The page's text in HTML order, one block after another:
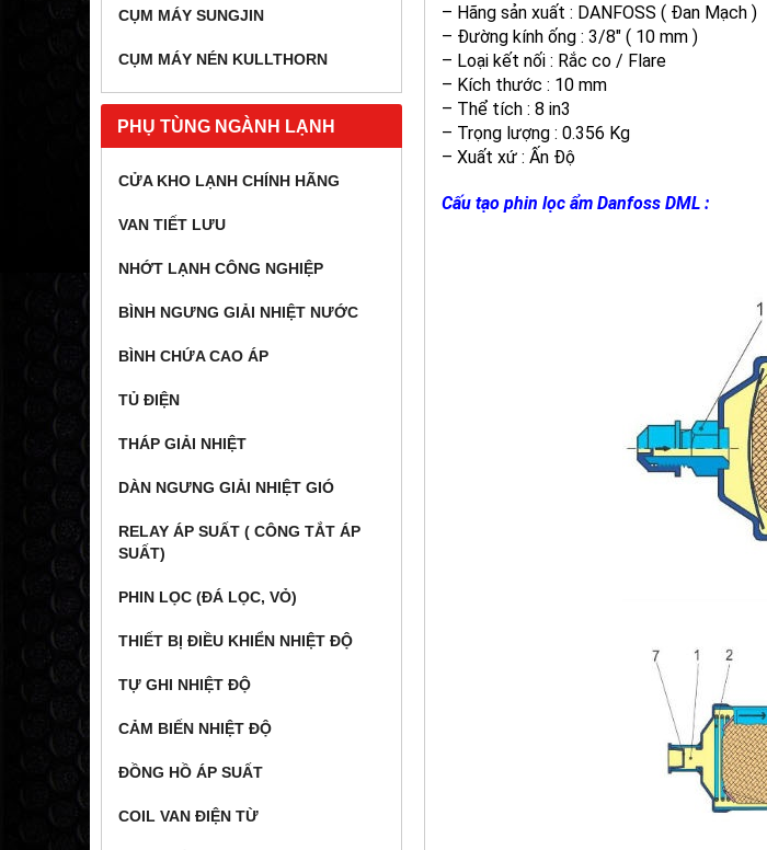
CỤM MÁY SUNGJIN
CỤM MÁY NÉN KULLTHORN
PHỤ TÙNG NGÀNH LẠNH
CỬA KHO LẠNH CHÍNH HÃNG
VAN TIẾT LƯU
NHỚT LẠNH CÔNG NGHIỆP
BÌNH NGƯNG GIẢI NHIỆT NƯỚC
BÌNH CHỨA CAO ÁP
TỦ ĐIỆN
THÁP GIẢI NHIỆT
DÀN NGƯNG GIẢI NHIỆT GIÓ
RELAY ÁP SUẤT ( CÔNG TẮT ÁP
SUẤT)
PHIN LỌC (ĐÁ LỌC, VỎ)
THIẾT BỊ ĐIỀU KHIỂN NHIỆT ĐỘ
TỰ GHI NHIỆT ĐỘ
CẢM BIẾN NHIỆT ĐỘ
ĐỒNG HỒ ÁP SUẤT
COIL VAN ĐIỆN TỪ
– Hãng sản xuất : DANFOSS ( Đan Mạch )
– Đường kính ống : 3/8″ ( 10 mm )
– Loại kết nối : Rắc co / Flare
– Kích thước : 10 mm
– Thể tích : 8 in3
– Trọng lượng : 0.356 Kg
– Xuất xứ : Ấn Độ
Cấu tạo phin lọc ẩm Danfoss DML :